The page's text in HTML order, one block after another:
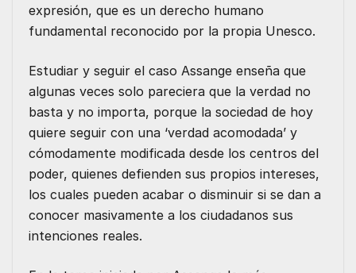
expresión, que es un derecho humano
fundamental reconocido por la propia Unesco.
Estudiar y seguir el caso Assange enseña que
algunas veces solo pareciera que la verdad no
basta y no importa, porque la sociedad de hoy
quiere seguir con una ‘verdad acomodada’ y
cómodamente modificada desde los centros del
poder, quienes defienden sus propios intereses,
los cuales pueden acabar o disminuir si se dan a
conocer masivamente a los ciudadanos sus
intenciones reales.